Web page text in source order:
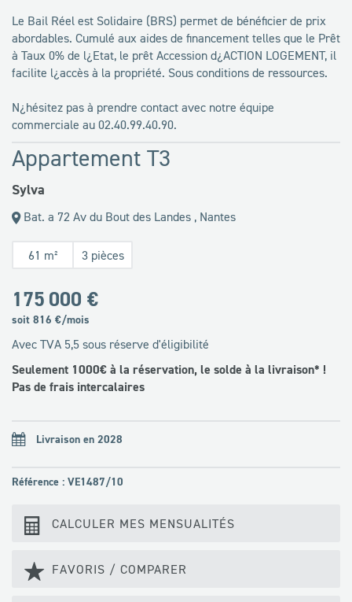
Le Bail Réel est Solidaire (BRS) permet de bénéficier de prix
abordables. Cumulé aux aides de financement telles que le Prêt
à Taux 0% de l¿Etat, le prêt Accession d¿ACTION LOGEMENT, il
facilite l¿accès à la propriété. Sous conditions de ressources.
N¿hésitez pas à prendre contact avec notre équipe
commerciale au 02.40.99.40.90.
Appartement T3
Sylva
Bat. a 72 Av du Bout des Landes , Nantes
61 m² 3 pièces
175 000 €
soit 816 €/mois
Avec TVA 5,5 sous réserve d'éligibilité
Seulement 1000€ à la réservation, le solde à la livraison* !
Pas de frais intercalaires
Livraison en 2028
Référence : VE1487/10
CALCULER MES MENSUALITÉS
FAVORIS / COMPARER